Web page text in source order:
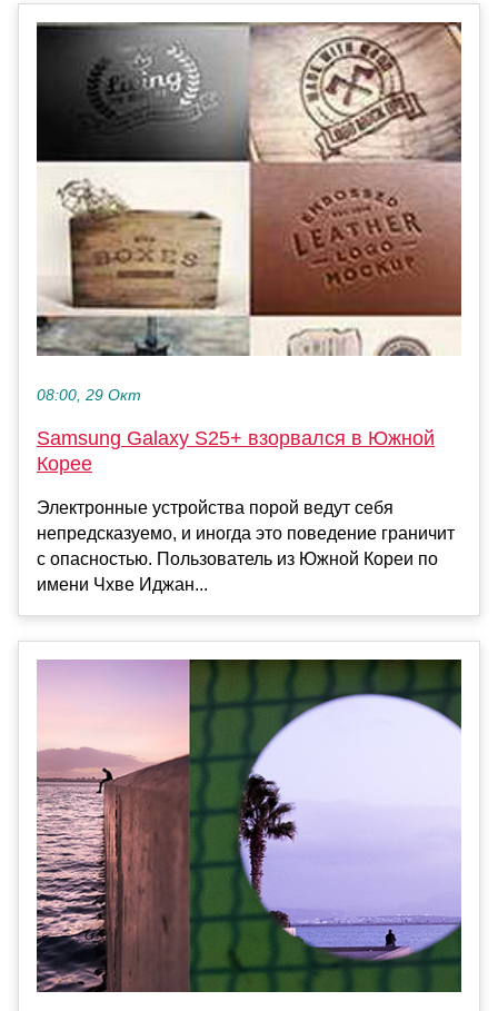
08:00, 29 Окт
Samsung Galaxy S25+ взорвался в Южной
Корее
Электронные устройства порой ведут себя
непредсказуемо, и иногда это поведение граничит
с опасностью. Пользователь из Южной Кореи по
имени Чхве Иджан...